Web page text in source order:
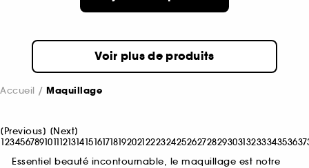
Voir plus de produits
Accueil Maquillage
[Previous] [Next]
12345678910111213141516171819202122232425262728293031323334353637
Essentiel beauté incontournable, le maquillage est notre